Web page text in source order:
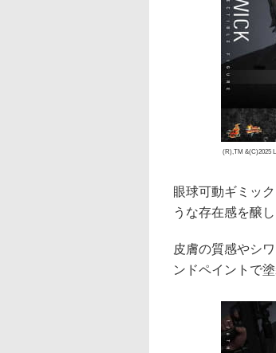
(R),TM &(C)2025
眼球可動ギミッ
うな存在感を醸
皮膚の質感やシ
ンドペイントで